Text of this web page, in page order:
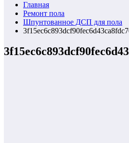
Главная
Ремонт пола
Шпунтованное ДСП для пола